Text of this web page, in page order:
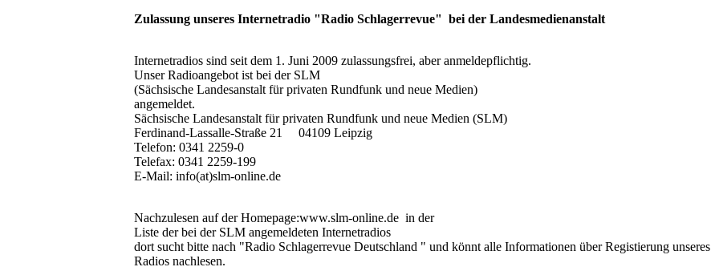
Zulassung unseres Internetradio "Radio Schlagerrevue" bei der Landesmedienanstalt
Internetradios sind seit dem 1. Juni 2009 zulassungsfrei, aber anmeldepflichtig.
Unser Radioangebot ist bei der SLM
(Sächsische Landesanstalt für privaten Rundfunk und neue Medien)
angemeldet.
Sächsische Landesanstalt für privaten Rundfunk und neue Medien (SLM)
Ferdinand-Lassalle-Straße 21 04109 Leipzig
Telefon: 0341 2259-0
Telefax: 0341 2259-199
E-Mail: info(at)slm-online.de
Nachzulesen auf der Homepage:www.slm-online.de in der
Liste der bei der SLM angemeldeten Internetradios
dort sucht bitte nach "Radio Schlagerrevue Deutschland " und könnt alle Informationen über Registierung unseres
Radios nachlesen.